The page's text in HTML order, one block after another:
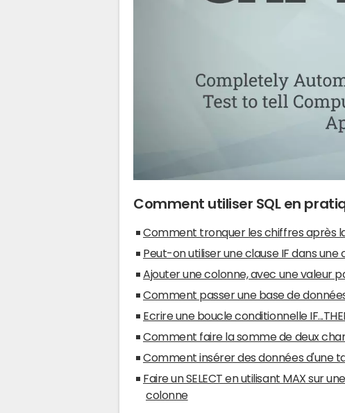
Comment utiliser SQL en
Comment tronquer les chiffres après la
Peut-on utiliser une clause IF dans une
Ajouter une colonne, avec une valeur
Comment passer une base de
Ecrire une boucle conditionnelle
Comment faire la somme de deux
Comment insérer des données d'une
Faire un SELECT en utilisant MAX sur
colonne